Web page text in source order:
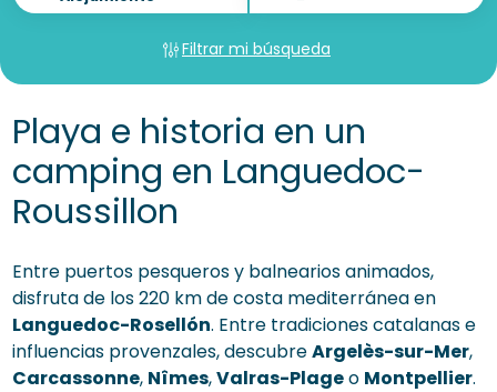
Filtrar mi búsqueda
Playa e historia en un
camping en Languedoc-
Roussillon
Entre puertos pesqueros y balnearios animados,
disfruta de los 220 km de costa mediterránea en
Languedoc-Rosellón. Entre tradiciones catalanas e
influencias provenzales, descubreArgelès-sur-Mer,
Carcassonne, Nîmes,Valras-Plageo Montpellier.